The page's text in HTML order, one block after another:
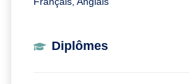
Diplômes